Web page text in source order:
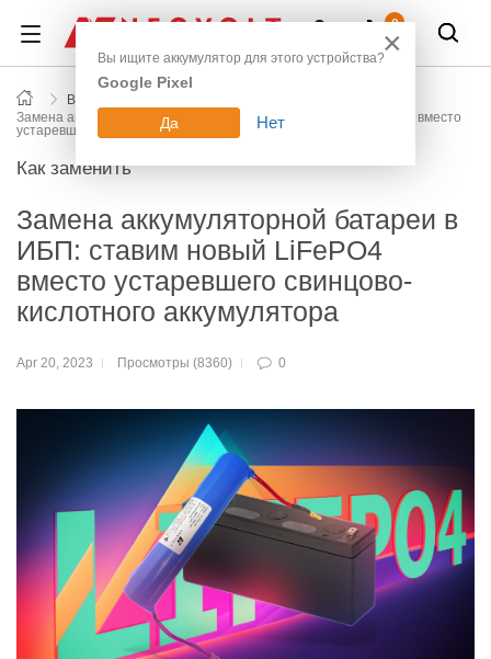
0
Все новости блога
Замена аккумуляторной батареи в ИБП: ставим новый LiFePO4 вместо
устаревшего свинцово-кислотного аккумулятора
Как заменить
Замена аккумуляторной батареи в
ИБП: ставим новый LiFePO4
вместо устаревшего свинцово-
кислотного аккумулятора
Apr 20, 2023 Просмотры (8360) 0
×
Вы ищите аккумулятор для этого устройства?
Google Pixel
Да Нет